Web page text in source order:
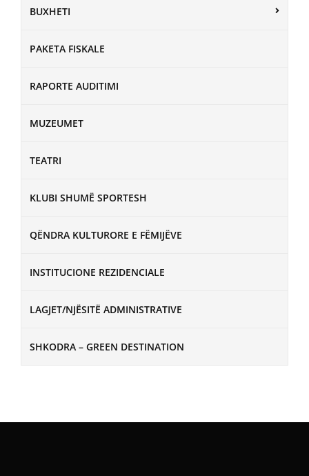
BUXHETI
PAKETA FISKALE
RAPORTE AUDITIMI
MUZEUMET
TEATRI
KLUBI SHUMË SPORTESH
QËNDRA KULTURORE E FËMIJËVE
INSTITUCIONE REZIDENCIALE
LAGJET/NJËSITË ADMINISTRATIVE
SHKODRA – GREEN DESTINATION